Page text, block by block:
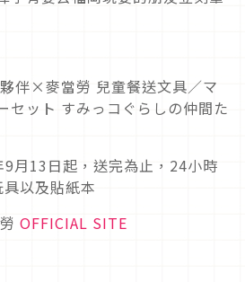
伴×麥當勞 兒童餐送文具／マ
セット すみっコぐらしの仲間た
月13日起，送完為止，24小時
以及貼紙本
OFFICIAL SITE